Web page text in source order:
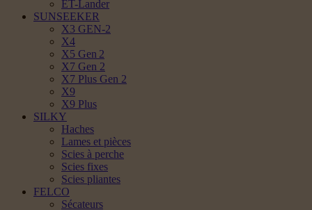
ET-Lander
SUNSEEKER
X3 GEN-2
X4
X5 Gen 2
X7 Gen 2
X7 Plus Gen 2
X9
X9 Plus
SILKY
Haches
Lames et pièces
Scies à perche
Scies fixes
Scies pliantes
FELCO
Sécateurs